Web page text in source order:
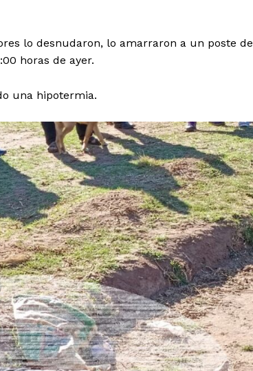
Diario los Andes
Nosotros
Contacto
Prensa
lo desnudaron, lo amarraron a un poste de
horas de ayer.
una hipotermia.